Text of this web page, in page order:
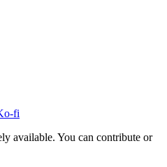
fi
available. You can contribute or